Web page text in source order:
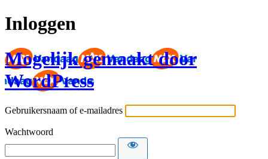
Inloggen
Mogelijk gemaakt door
WordPress
Gebruikersnaam of e-mailadres
Wachtwoord